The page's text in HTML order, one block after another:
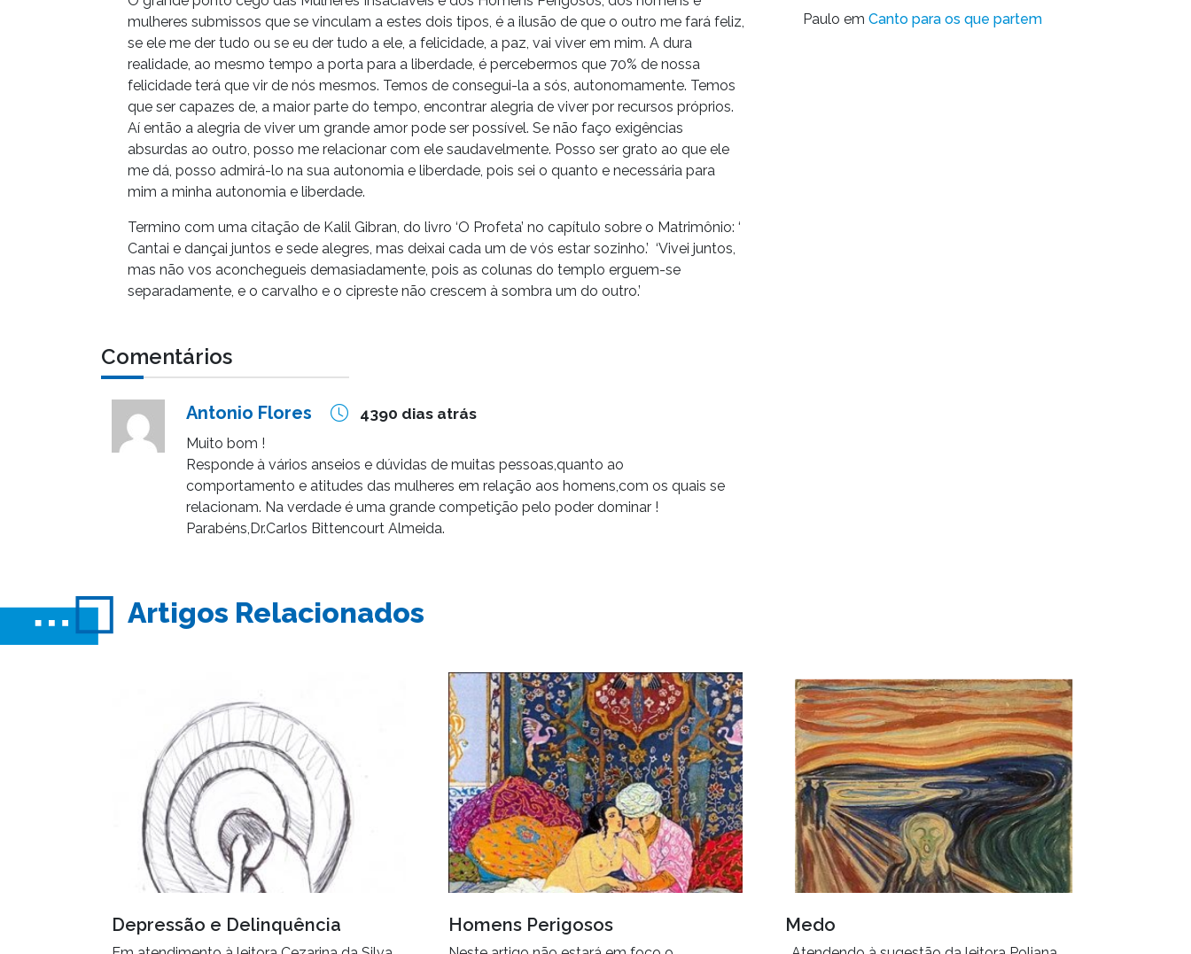
mulheres submissos que se vinculam a estes dois tipos, é a ilusão de que o outro me fará feliz,
se ele me der tudo ou se eu der tudo a ele, a felicidade, a paz, vai viver em mim. A dura
realidade, ao mesmo tempo a porta para a liberdade, é percebermos que 70% de nossa
felicidade terá que vir de nós mesmos. Temos de consegui-la a sós, autonomamente. Temos
que ser capazes de, a maior parte do tempo, encontrar alegria de viver por recursos próprios.
Aí então a alegria de viver um grande amor pode ser possível. Se não faço exigências
absurdas ao outro, posso me relacionar com ele saudavelmente. Posso ser grato ao que ele
me dá, posso admirá-lo na sua autonomia e liberdade, pois sei o quanto e necessária para
mim a minha autonomia e liberdade.
Termino com uma citação de Kalil Gibran, do livro ‘O Profeta’ no capítulo sobre o Matrimônio: ‘
Cantai e dançai juntos e sede alegres, mas deixai cada um de vós estar sozinho.’ ‘Vivei juntos,
mas não vos aconchegueis demasiadamente, pois as colunas do templo erguem-se
separadamente, e o carvalho e o cipreste não crescem à sombra um do outro.’
Comentários
Antonio Flores 4390 dias atrás
Muito bom !
Responde à vários anseios e dúvidas de muitas pessoas,quanto ao
comportamento e atitudes das mulheres em relação aos homens,com os quais se
relacionam. Na verdade é uma grande competição pelo poder dominar !
Parabéns,Dr.Carlos Bittencourt Almeida.
Paulo em Canto para os que partem
Artigos Relacionados
Depressão e Delinquência Homens Perigosos Medo